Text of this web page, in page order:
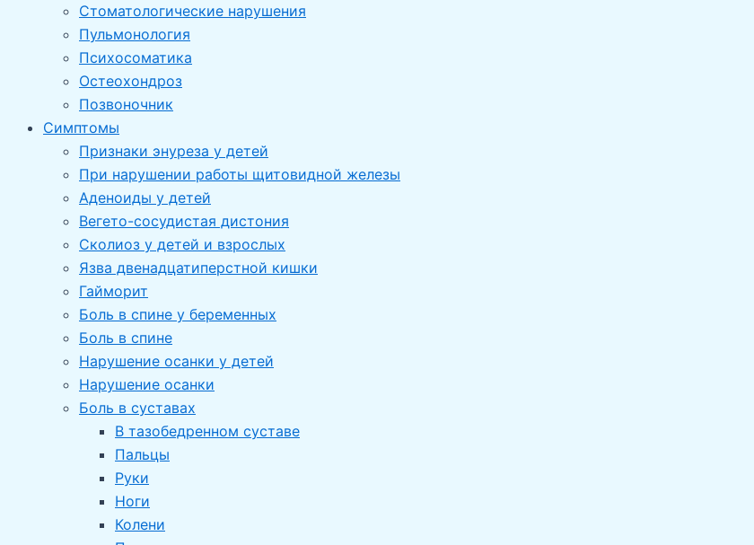
Стоматологические нарушения
Пульмонология
Психосоматика
Остеохондроз
Позвоночник
Симптомы
Признаки энуреза у детей
При нарушении работы щитовидной железы
Аденоиды у детей
Вегето-сосудистая дистония
Сколиоз у детей и взрослых
Язва двенадцатиперстной кишки
Гайморит
Боль в спине у беременных
Боль в спине
Нарушение осанки у детей
Нарушение осанки
Боль в суставах
В тазобедренном суставе
Пальцы
Руки
Ноги
Колени